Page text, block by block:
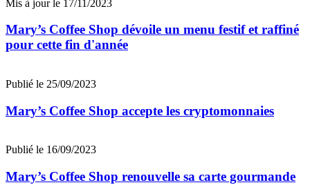
Mis à jour le 17/11/2023
Mary’s Coffee Shop dévoile un menu festif et raffiné
pour cette fin d'année
Publié le 25/09/2023
Mary’s Coffee Shop accepte les cryptomonnaies
Publié le 16/09/2023
Mary’s Coffee Shop renouvelle sa carte gourmande